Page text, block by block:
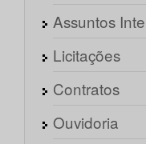
Assuntos
Licitações
Contratos
Ouvidoria